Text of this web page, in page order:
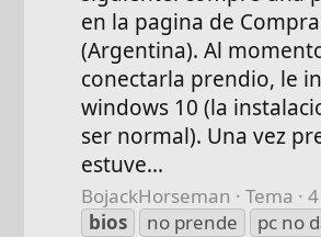
en la pagina de
(Argentina). Al
conectarla prendio, le
windows 10 (la
ser normal). Una vez
estuve...
BojackHorseman Tema
bios
no prende
pc no